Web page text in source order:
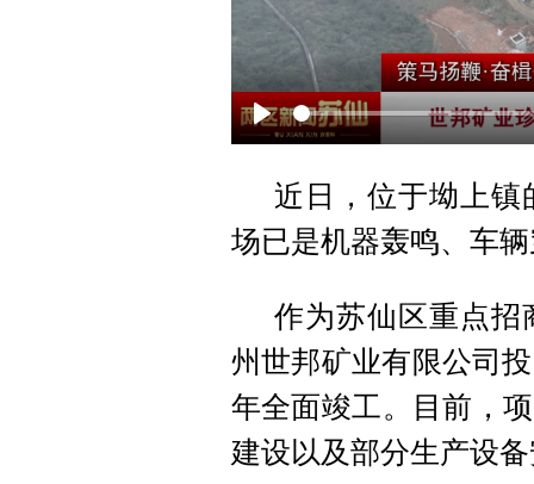
Play
近日，位于坳上镇
场已是机器轰鸣、车
作为苏仙区重点招
州世邦矿业有限公司
年全面竣工。目前，
建设以及部分生产设